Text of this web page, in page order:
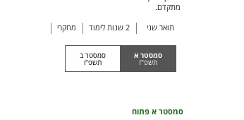
מתקדם.
תואר שני 2 שנות לימוד מחקרי
סמסטר א
תשפ"ז
סמסטר ב
תשפ"ו
סמסטר א פתוח